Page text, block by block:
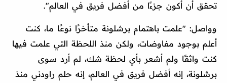
تحقق أن أكون جزءًا من أفضل فريق في العالم".
وواصل: "علمت باهتمام برشلونة متأخرًا نوعًا ما، كنت
أعلم بوجود مفاوضات، ولكن منذ اللحظة التي علمت فيها
كنت واثقًا ولم أشعر بأي لحظة شك، لم أرد سوى
برشلونة، إنه أفضل فريق في العالم، إنه حلم راودني منذ